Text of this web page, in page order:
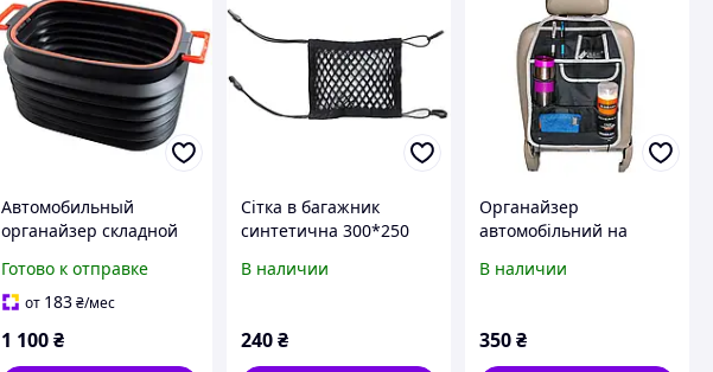
Автомобильный
органайзер складной
крышкой Elegant Maxi
37л (49х34х30 см) - Бак-
черный
Готово к отправке
от 183₴/мес
1 100₴
Сітка в багажник
синтетична 300*250
В наличии
240 ₴
Органайзер
автомобільний на
Elegant EL 100 700
В наличии
350₴